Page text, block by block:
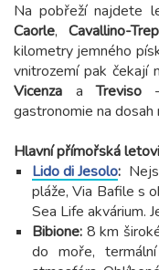
Na pobřeží najdete
Caorle,Cavallino-
kilometry jemného
vnitrozemí pak čekají
Vicenza aTreviso
gastronomie na dosah
Hlavní přímořská
Lido di Jesolo:
pláže, Via Bafile s
Sea Life akvárium.
Bibione: 8 km
do moře,